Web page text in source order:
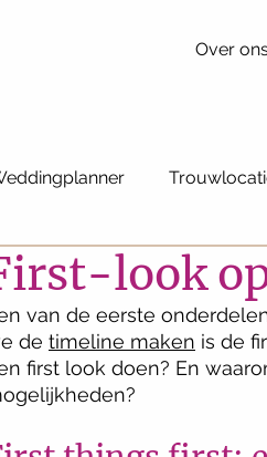
Over
Budgetbruiloft
look
van de eerste
de timeline maken is de
first look doen? En